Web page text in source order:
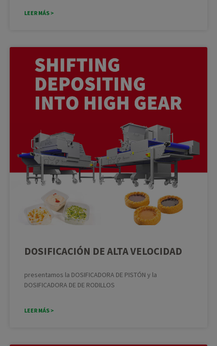
LEER MÁS >
DOSIFICACIÓN DE ALTA VELOCIDAD
presentamos la DOSIFICADORA DE PISTÓN y la
DOSIFICADORA DE DE RODILLOS
LEER MÁS >